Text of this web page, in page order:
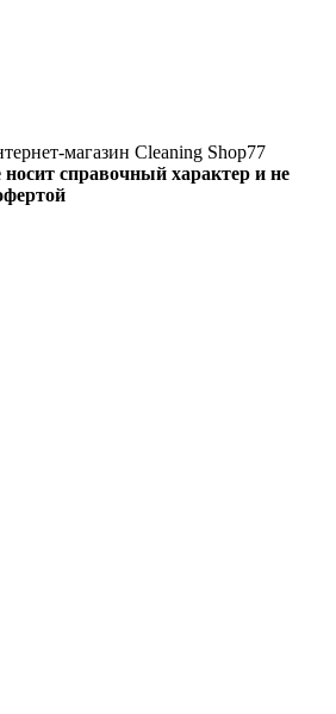
магазин Cleaning Shop77
справочный характер и не